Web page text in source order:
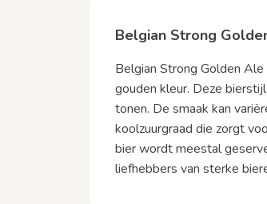
Belgian Strong
Belgian Strong Golden
gouden kleur. Deze
tonen. De smaak kan
koolzuurgraad die zorgt
bier wordt meestal
liefhebbers van sterke